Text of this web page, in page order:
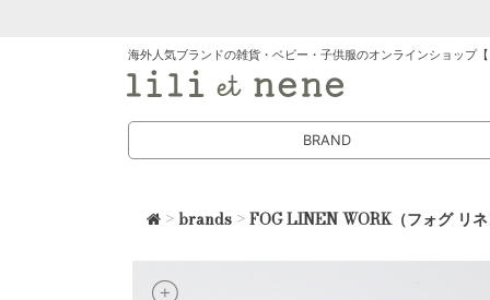
海外人気ブランドの雑貨・ベビー・子供服のオンラインショップ
BRAND
>brands >FOG LINEN WORK（フォグ リ